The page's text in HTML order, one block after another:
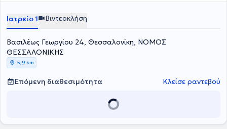
Ιατρείο 1 Βιντεοκλήση
Βασιλέως Γεωργίου 24, Θεσσαλονίκη, ΝΟΜΟΣ
ΘΕΣΣΑΛΟΝΙΚΗΣ
5,9 km
Επόμενη διαθεσιμότητα Κλείσε ραντεβού